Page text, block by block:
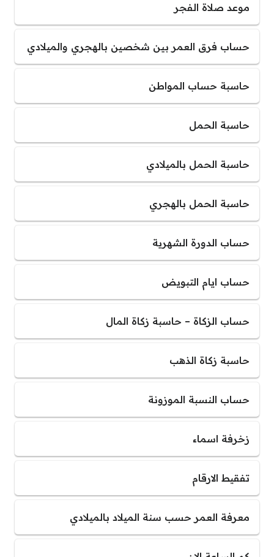
موعد صلاة الفجر
حساب فرق العمر بين شخصين بالهجري والميلادي
حاسبة حساب المواطن
حاسبة الحمل
حاسبة الحمل بالميلادي
حاسبة الحمل بالهجري
حساب الدورة الشهرية
حساب ايام التبويض
حساب الزكاة – حاسبة زكاة المال
حاسبة زكاة الذهب
حساب النسبة الموزونة
زخرفة اسماء
تفقيط الارقام
معرفة العمر حسب سنة الميلاد بالميلادي